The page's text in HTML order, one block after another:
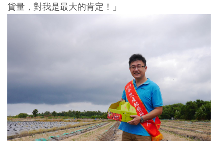
貨量，對我是最大的肯定！」